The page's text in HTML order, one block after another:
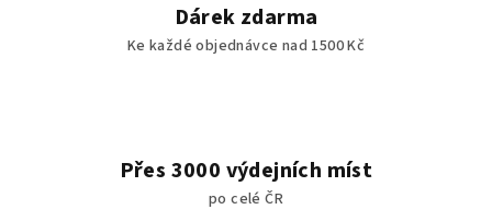
v
ý
u
Dárek zdarma
Ke každé objednávce nad 1500 Kč
Přes 3000 výdejních míst
po celé ČR